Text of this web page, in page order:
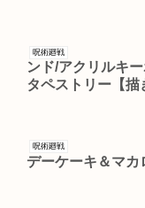
呪術廻戦
ンド/アクリルキ
タペストリー【描
呪術廻戦
デーケーキ＆マカ